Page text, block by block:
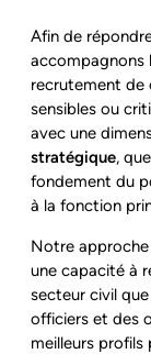
Afin de
accompagnons
recrutement de
sensibles ou
avec une
stratégique,
fondement du
à la fonction
Notre
une capacité à
secteur civil
officiers et des
meilleurs